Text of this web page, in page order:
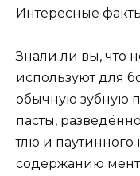
Интересные
Знали ли вы, что
используют для
обычную зубную
пасты,
тлю и паутинного
содержанию